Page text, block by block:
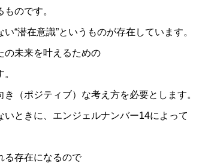
のです。
“潜在意識”というものが存在しています。
の未来を叶えるための
（ポジティブ）な考え方を必要とします。
ときに、エンジェルナンバー14によって
る存在になるので